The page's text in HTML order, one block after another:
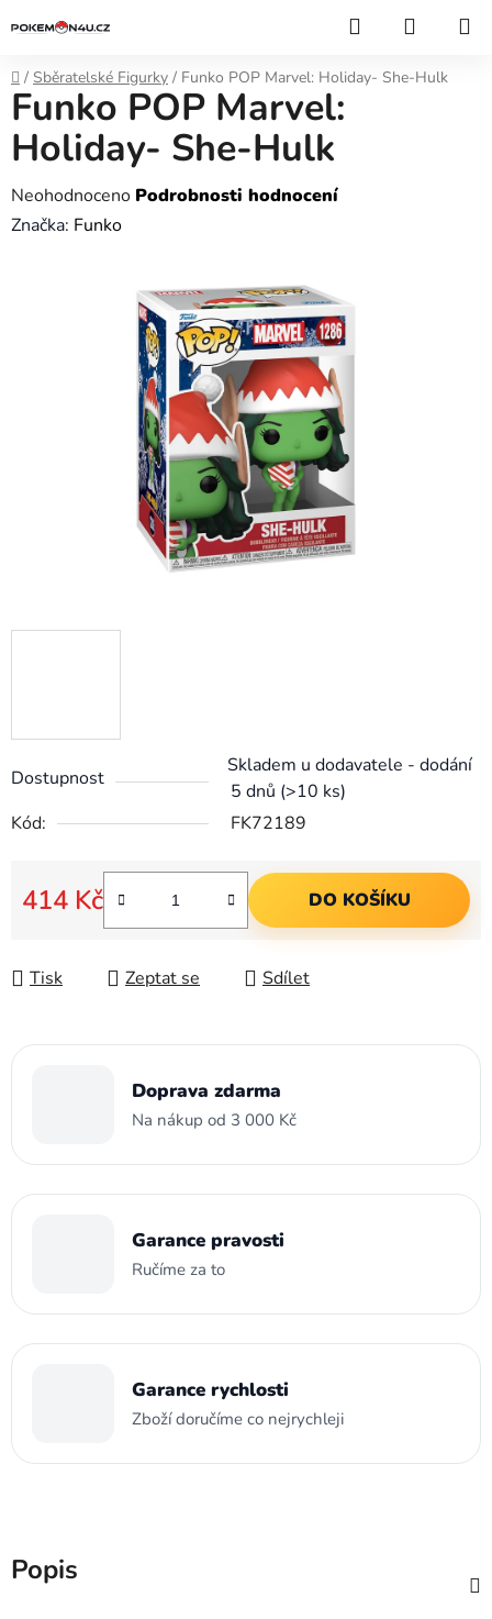
na
Hledat
Domů
/ Sběratelské Figurky / Funko POP Marvel: Holiday- She-Hulk
Dostupnost
Skladem u dodavatele - dodání
5 dnů (>10 ks)
Kód:
FK72189
414 Kč
Měrná cena:
DO KOŠÍKU
Tisk Zeptat se Sdílet
Funko POP Marvel:
Holiday- She-Hulk
Průměrné
hodnocení
Neohodnoceno Podrobnosti hodnocení
Značka: Funko
Doprava zdarma
Na nákup od 3 000 Kč
Garance pravosti
Ručíme za to
Garance rychlosti
Zboží doručíme co nejrychleji
Popis